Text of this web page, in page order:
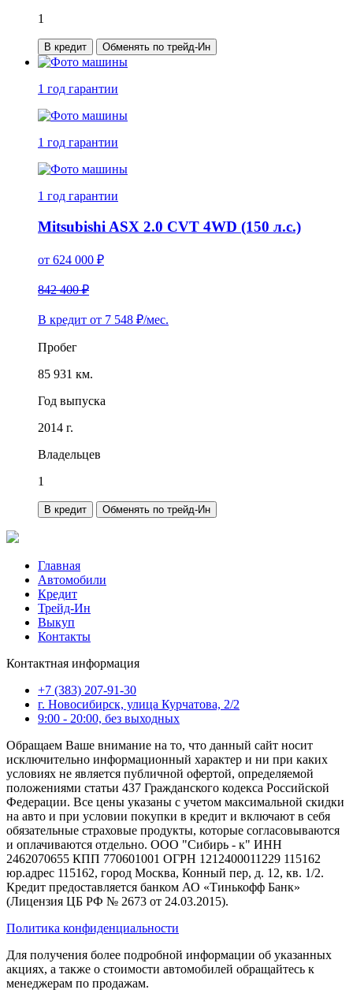
1
В кредит Обменять по трейд-Ин
1 год гарантии
1 год гарантии
1 год гарантии
Mitsubishi ASX 2.0 CVT 4WD (150 л.с.)
от 624 000 ₽
842 400 ₽
В кредит от 7 548 ₽/мес.
Пробег
85 931 км.
Год выпуска
2014 г.
Владельцев
1
В кредит Обменять по трейд-Ин
Главная
Автомобили
Кредит
Трейд-Ин
Выкуп
Контакты
Контактная информация
+7 (383) 207-91-30
г. Новосибирск, улица Курчатова, 2/2
9:00 - 20:00, без выходных
Обращаем Ваше внимание на то, что данный сайт носит
исключительно информационный характер и ни при каких
условиях не является публичной офертой, определяемой
положениями статьи 437 Гражданского кодекса Российской
Федерации. Все цены указаны с учетом максимальной скидки
на авто и при условии покупки в кредит и включают в себя
обязательные страховые продукты, которые согласовываются
и оплачиваются отдельно. ООО "Сибирь - к" ИНН
2462070655 КПП 770601001 ОГРН 1212400011229 115162
юр.адрес 115162, город Москва, Конный пер, д. 12, кв. 1/2.
Кредит предоставляется банком АО «Тинькофф Банк»
(Лицензия ЦБ РФ № 2673 от 24.03.2015).
Политика конфиденциальности
Для получения более подробной информации об указанных
акциях, а также о стоимости автомобилей обращайтесь к
менеджерам по продажам.